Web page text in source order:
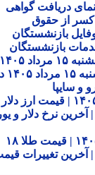
دریافت گواهی
از حقوق
بازنشستگان
بازنشستگان
قیمت خودروهای ایران خودرو سایپا امروز پنجشنبه ۱۵ مرداد ۱۴۰۵ |
قیمت خودروهای ایران خودرو سایپا امروز پنجشنبه ۱۵ مرداد ۱۴۰۵ در
قیمت ارز دلار یورو امروز پنجشنبه ۱۵ مرداد ۱۴۰۵ | قیمت ارز دلار
چقدر شد؟ | آخرین نرخ دلار و یورو
قیمت طلا ۱۸ عیار امروز پنجشنبه ۱۵ مرداد ۱۴۰۵ | قیمت طلا ۱۸
چقدر شد؟ | آخرین تغییرات قیمت